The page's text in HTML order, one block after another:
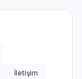
İletişim